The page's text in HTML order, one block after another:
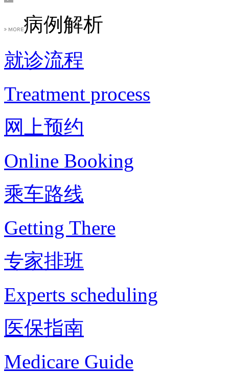
病例解析
就诊流程
Treatment process
网上预约
Online Booking
乘车路线
Getting There
专家排班
Experts scheduling
医保指南
Medicare Guide